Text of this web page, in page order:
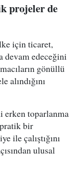
projeler de
için ticaret,
devam edeceğini
gönüllü
alındığını
erken toparlanma
bir
ile çalıştığını
ulusal